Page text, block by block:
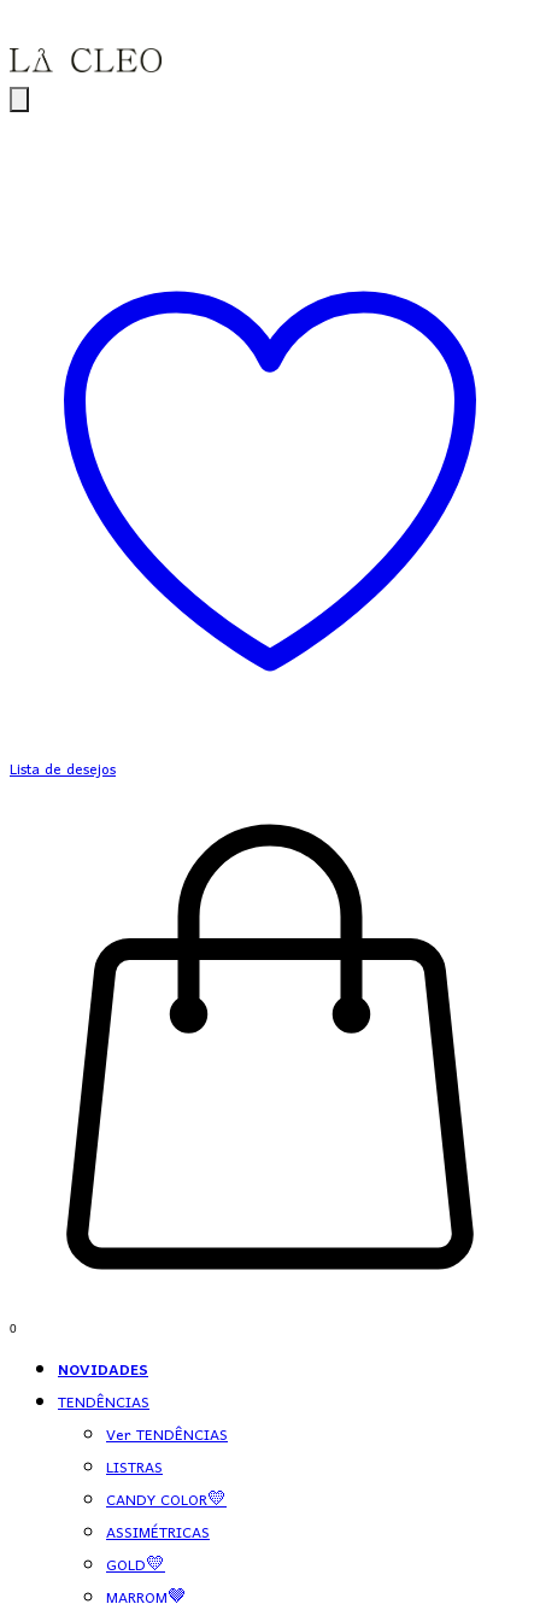
Lista de desejos
0
NOVIDADES
TENDÊNCIAS
Ver TENDÊNCIAS
LISTRAS
CANDY COLOR💛
ASSIMÉTRICAS
GOLD💛